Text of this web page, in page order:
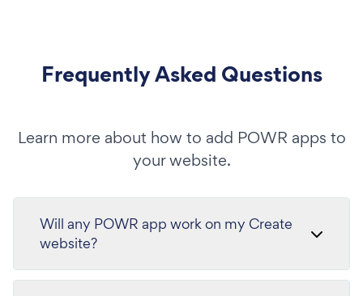
Frequently Asked Questions
Learn more about how to add POWR apps to
your website.
Will any POWR app work on my Create
website?